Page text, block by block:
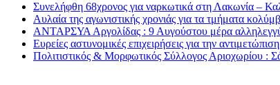
Συνελήφθη 68χρονος για ναρκωτικά στη Λακωνία –
Αυλαία της αγωνιστικής χρονιάς για τα τμήματα
ΑΝΤΑΡΣΥΑ Αργολίδας : 9 Αυγούστου μέρα
Ευρείες αστυνομικές επιχειρήσεις για την
Πολιτιστικός & Μορφωτικός Σύλλογος Αριοχωρίου :